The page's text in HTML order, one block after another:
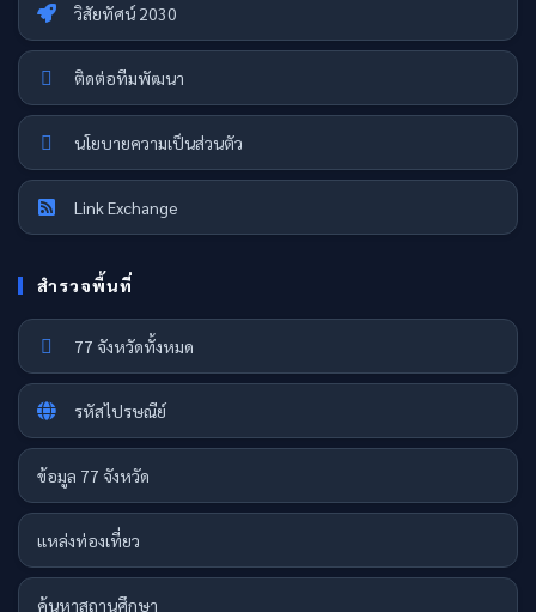
วิสัยทัศน์ 2030
ติดต่อทีมพัฒนา
นโยบายความเป็นส่วนตัว
Link Exchange
สำรวจพื้นที่
77 จังหวัดทั้งหมด
รหัสไปรษณีย์
ข้อมูล 77 จังหวัด
แหล่งท่องเที่ยว
ค้นหาสถานศึกษา